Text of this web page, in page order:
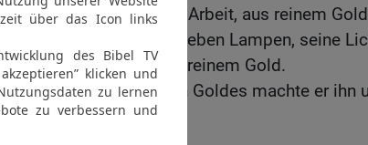
war eine getriebene Arbeit, aus reinem
Er machte auch seine sieben Lampen, seine
seine Löschnäpfe aus reinem Gold.
Aus einem Talent reinen Goldes machte er ihn